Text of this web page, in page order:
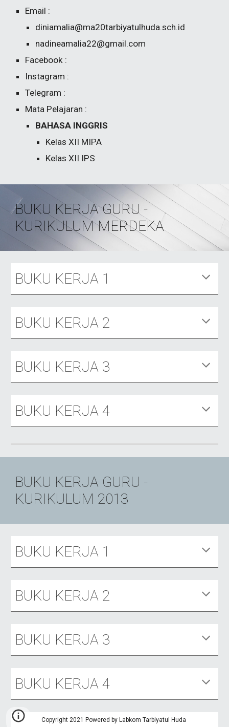
Email :
diniamalia@ma20tarbiyatulhuda.sch.id
nadineamalia22@gmail.com
Facebook :
Instagram :
Telegram :
Mata Pelajaran :
BAHASA INGGRIS
KelasXII MIPA
KelasXII IPS
BUKU KERJA GURU -
KURIKULUM MERDEKA
BUKU KERJA 1
BUKU KERJA 2
BUKU KERJA 3
BUKU KERJA4
BUKU KERJA GURU -
KURIKULUM 2013
BUKU KERJA 1
BUKU KERJA 2
BUKU KERJA 3
BUKU KERJA 4
Copyright 2021 Powered by Labkom Tarbiyatul Huda